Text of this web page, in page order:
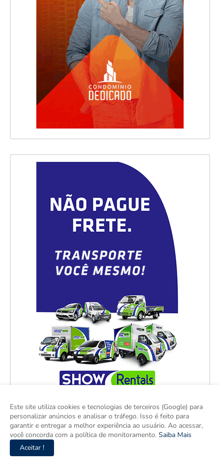
Este site utiliza cookies e tecnologias de terceiros (Google) para
personalizar anúncios e analisar o tráfego. Isso é feito para
garantir e entregar a melhor experiência ao usuário. Ao acessar,
você concorda com a política de monitoramento. Saiba Mais
Aceitar !